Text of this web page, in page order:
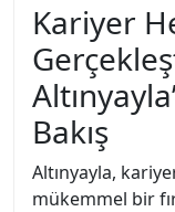
Kariyer
Bakış
Altınyayla,
mükemmel bir